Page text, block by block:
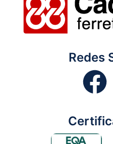
Redes